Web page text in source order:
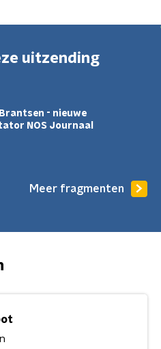
uitzending
- nieuwe
NOS Journaal
Meer fragmenten